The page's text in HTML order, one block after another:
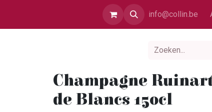
info@collin.be
Champagne
de Blancs 150cl